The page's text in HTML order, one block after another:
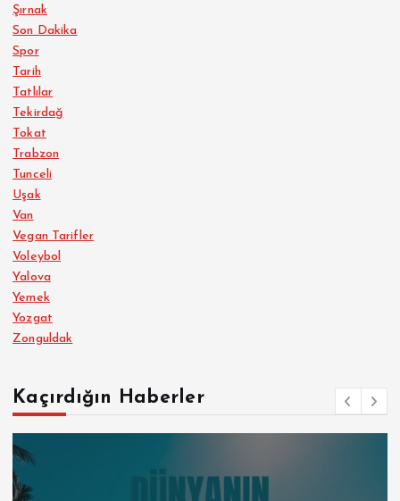
Şırnak
Son Dakika
Spor
Tarih
Tatlılar
Tekirdağ
Tokat
Trabzon
Tunceli
Uşak
Van
Vegan Tarifler
Voleybol
Yalova
Yemek
Yozgat
Zonguldak
Kaçırdığın Haberler